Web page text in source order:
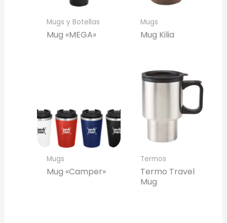
Mugs y Botellas
Mug «MEGA»
Mugs
Mug Kilia
Mugs
Mug «Camper»
Termos
Termo Travel
Mug